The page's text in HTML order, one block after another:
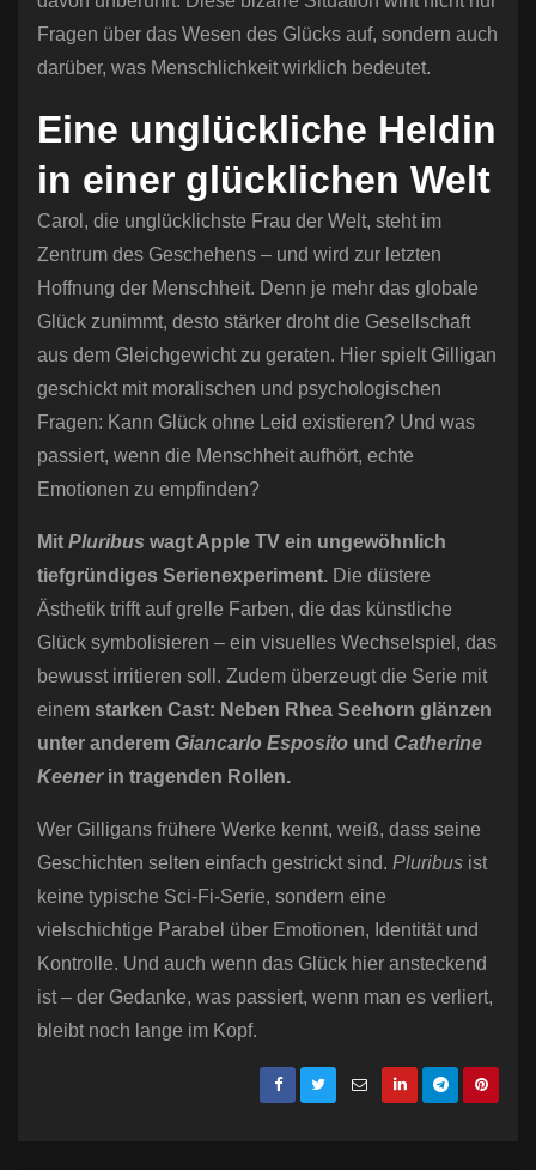
Fragen über das Wesen des Glücks auf, sondern auch
darüber, was Menschlichkeit wirklich bedeutet.
Eine unglückliche Heldin
in einer glücklichen Welt
Carol, die unglücklichste Frau der Welt, steht im
Zentrum des Geschehens – und wird zur letzten
Hoffnung der Menschheit. Denn je mehr das globale
Glück zunimmt, desto stärker droht die Gesellschaft
aus dem Gleichgewicht zu geraten. Hier spielt Gilligan
geschickt mit moralischen und psychologischen
Fragen: Kann Glück ohne Leid existieren? Und was
passiert, wenn die Menschheit aufhört, echte
Emotionen zu empfinden?
Mit Pluribus wagt Apple TV ein ungewöhnlich
tiefgründiges Serienexperiment. Die düstere
Ästhetik trifft auf grelle Farben, die das künstliche
Glück symbolisieren – ein visuelles Wechselspiel, das
bewusst irritieren soll. Zudem überzeugt die Serie mit
einem starken Cast: Neben Rhea Seehorn glänzen
unter anderem Giancarlo Esposito und Catherine
Keenerin tragenden Rollen.
Wer Gilligans frühere Werke kennt, weiß, dass seine
Geschichten selten einfach gestrickt sind. Pluribus ist
keine typische Sci-Fi-Serie, sondern eine
vielschichtige Parabel über Emotionen, Identität und
Kontrolle. Und auch wenn das Glück hier ansteckend
ist – der Gedanke, was passiert, wenn man es verliert,
bleibt noch lange im Kopf.